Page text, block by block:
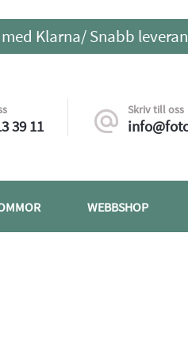
Klarna/ Snabb
39 11
Skriv till oss
WEBBSHOP